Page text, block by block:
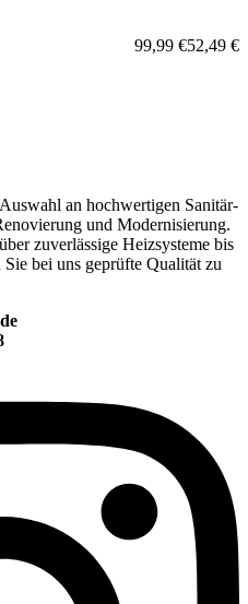
52,49 €
99,99 €
an hochwertigen Sanitär-
und Modernisierung.
zuverlässige Heizsysteme bis
bei uns geprüfte Qualität zu